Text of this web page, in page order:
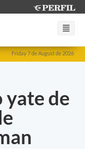
Friday 7 de August de 2026
yate de